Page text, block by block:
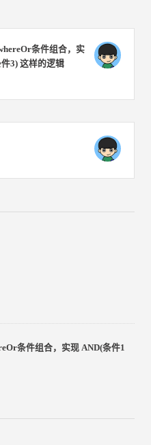
条件组合，实
3)​ 这样的逻辑
条件组合，实现 AND(条件1